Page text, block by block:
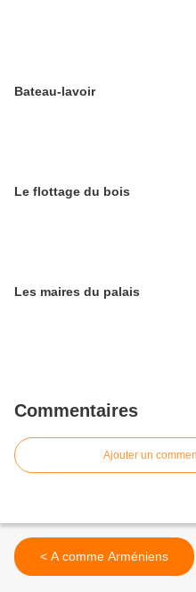
Bateau-lavoir
Le flottage du bois
Les maires du palais
Commentaires
Ajouter un
< A comme Arméniens